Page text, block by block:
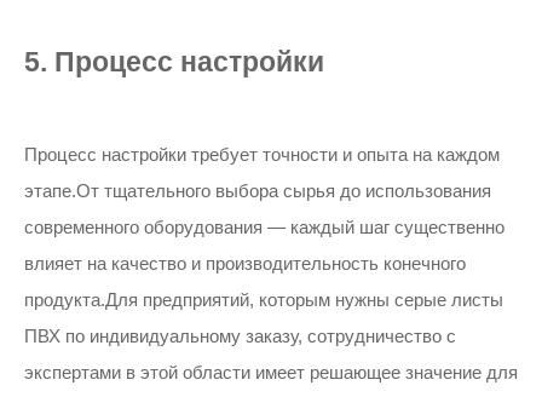
5. Процесс настройки
Процесс настройки требует точности и опыта на каждом
этапе.От тщательного выбора сырья до использования
современного оборудования — каждый шаг существенно
влияет на качество и производительность конечного
продукта.Для предприятий, которым нужны серые листы
ПВХ по индивидуальному заказу, сотрудничество с
экспертами в этой области имеет решающее значение для